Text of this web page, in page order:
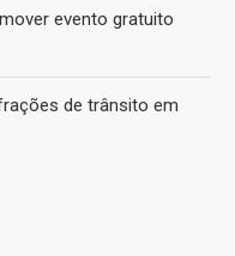
evento gratuito
de trânsito em